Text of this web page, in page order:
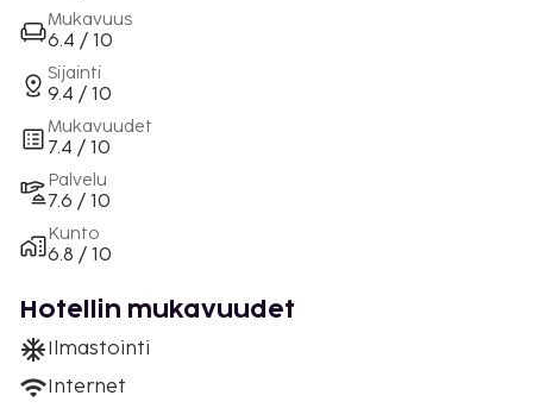
Mukavuus
6.4 / 10
Sijainti
9.4 / 10
Mukavuudet
7.4 / 10
Palvelu
7.6 / 10
Kunto
6.8 / 10
Hotellin mukavuudet
Ilmastointi
Internet